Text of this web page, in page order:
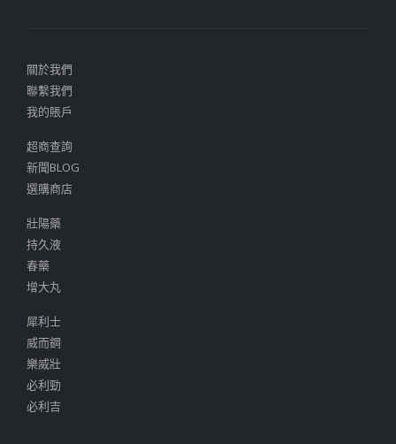
關於我們
聯繫我們
我的賬戶
超商查詢
新聞BLOG
選購商店
壯陽藥
持久液
春藥
增大丸
犀利士
威而鋼
樂威壯
必利勁
必利吉